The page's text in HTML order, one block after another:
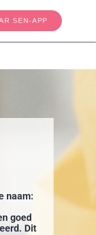
SEN-APP
waarom dat nodig is)
naam:
goed
Dit